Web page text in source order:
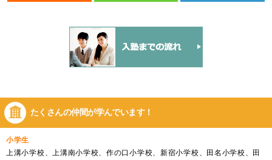
たくさんの仲間が学んでいます！
小学生
上溝小学校、上溝南小学校、作の口小学校、新宿小学校、田名小学校、田